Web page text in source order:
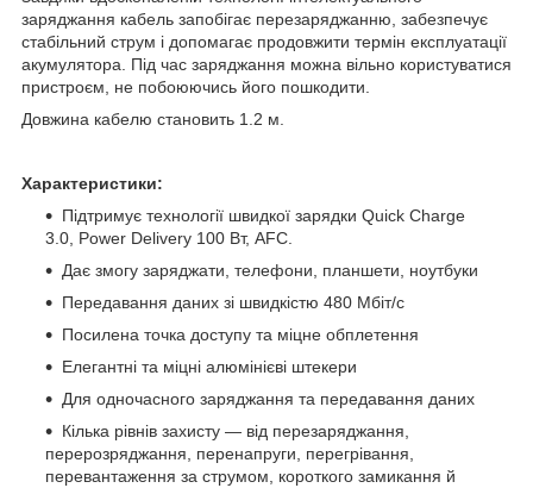
заряджання кабель запобігає перезаряджанню, забезпечує
стабільний струм і допомагає продовжити термін експлуатації
акумулятора. Під час заряджання можна вільно користуватися
пристроєм, не побоюючись його пошкодити.
Довжина кабелю становить 1.2 м.
Характеристики:
Підтримує технології швидкої зарядки Quick Charge
3.0, Power Delivery 100 Вт, AFC.
Дає змогу заряджати, телефони, планшети, ноутбуки
Передавання даних зі швидкістю 480 Мбіт/с
Посилена точка доступу та міцне обплетення
Елегантні та міцні алюмінієві штекери
Для одночасного заряджання та передавання даних
Кілька рівнів захисту — від перезаряджання,
перерозряджання, перенапруги, перегрівання,
перевантаження за струмом, короткого замикання й